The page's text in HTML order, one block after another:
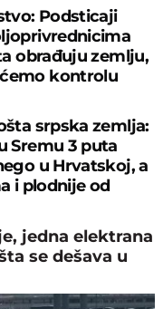
Podsticaji
obrađuju zemlju,
kontrolu
srpska zemlja:
Sremu 3 puta
u Hrvatskoj, a
i plodnije od
jedna elektrana
se dešava u